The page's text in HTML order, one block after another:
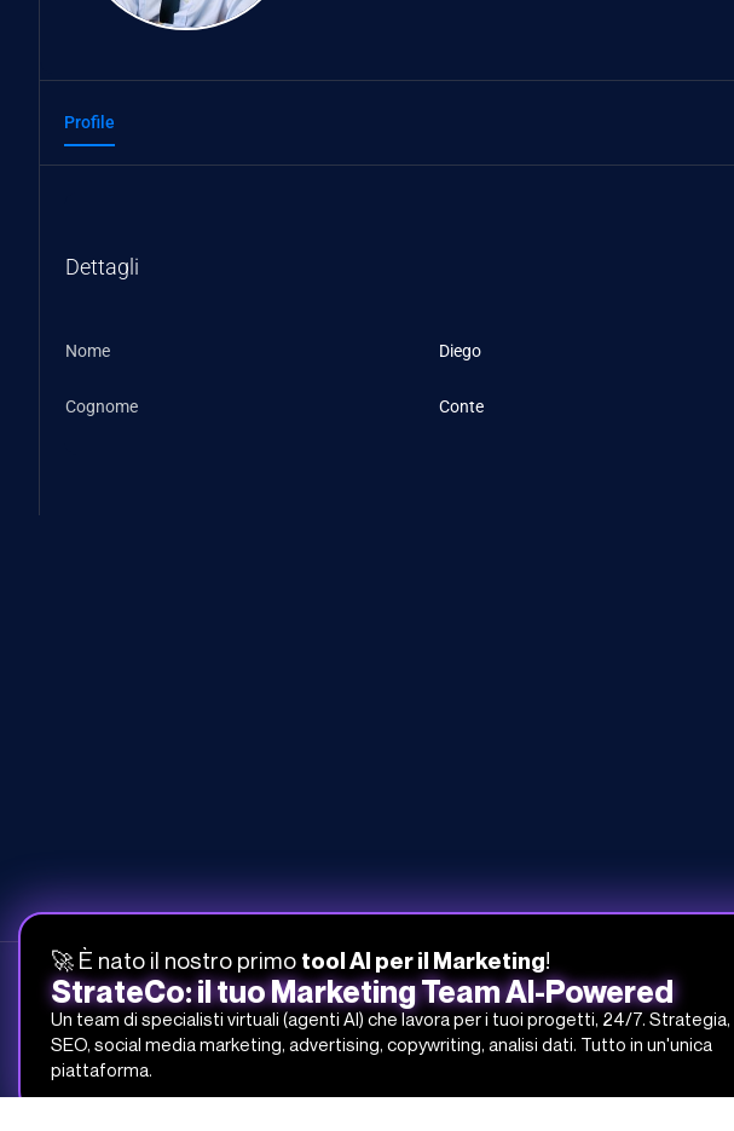
Profile
Dettagli
Nome Diego
Cognome Conte
051-268-212
info@studiosamo.it
CORSI
Tutti i corsi
🚀 È nato il nostro primo tool AI per il Marketing!
StrateCo: il tuo Marketing Team AI-Powered
Un team di specialisti virtuali (agenti AI) che lavora per i tuoi progetti, 24/7. Strategia,
SEO, social media marketing, advertising, copywriting, analisi dati. Tutto in un'unica
piattaforma.